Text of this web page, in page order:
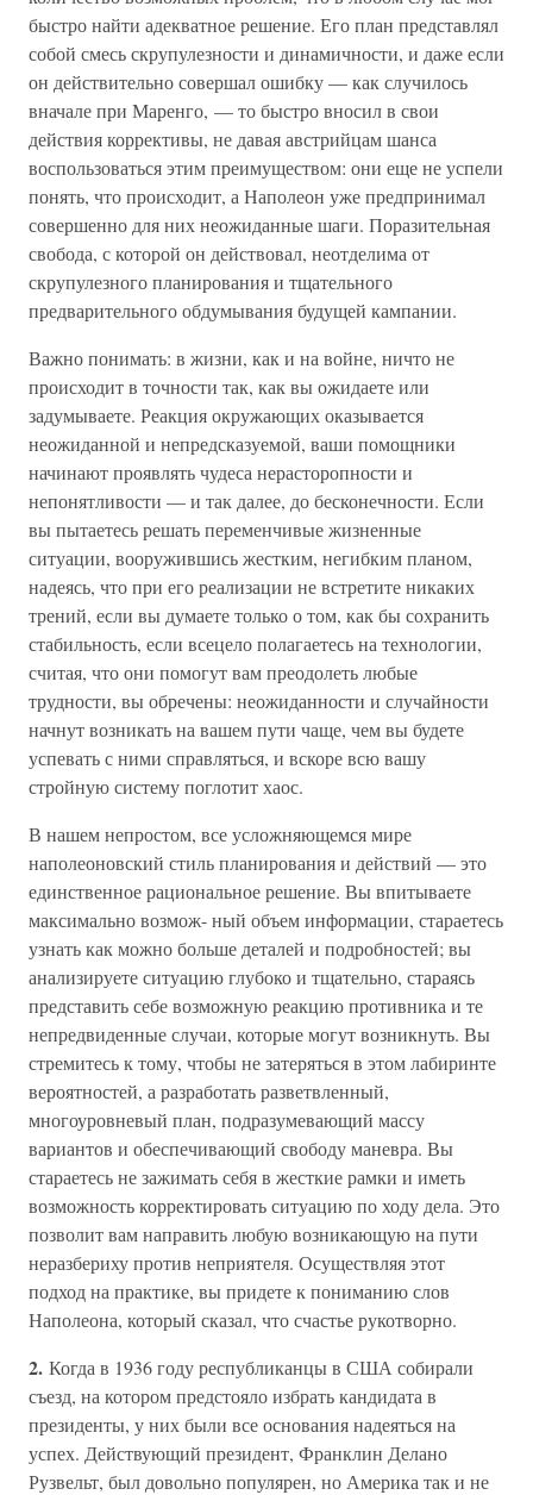
быстро найти адекватное решение. Его план представлял
собой смесь скрупулезности и динамичности, и даже если
он действительно совершал ошибку — как случилось
вначале при Маренго, — то быстро вносил в свои
действия коррективы, не давая австрийцам шанса
воспользоваться этим преимуществом: они еще не успели
понять, что происходит, а Наполеон уже предпринимал
совершенно для них неожиданные шаги. Поразительная
свобода, с которой он действовал, неотделима от
скрупулезного планирования и тщательного
предварительного обдумывания будущей кампании.
Важно понимать: в жизни, как и на войне, ничто не
происходит в точности так, как вы ожидаете или
задумываете. Реакция окружающих оказывается
неожиданной и непредсказуемой, ваши помощники
начинают проявлять чудеса нерасторопности и
непонятливости — и так далее, до бесконечности. Если
вы пытаетесь решать переменчивые жизненные
ситуации, вооружившись жестким, негибким планом,
надеясь, что при его реализации не встретите никаких
трений, если вы думаете только о том, как бы сохранить
стабильность, если всецело полагаетесь на технологии,
считая, что они помогут вам преодолеть любые
трудности, вы обречены: неожиданности и случайности
начнут возникать на вашем пути чаще, чем вы будете
успевать с ними справляться, и вскоре всю вашу
стройную систему поглотит хаос.
В нашем непростом, все усложняющемся мире
наполеоновский стиль планирования и действий — это
единственное рациональное решение. Вы впитываете
максимально возмож- ный объем информации, стараетесь
узнать как можно больше деталей и подробностей; вы
анализируете ситуацию глубоко и тщательно, стараясь
представить себе возможную реакцию противника и те
непредвиденные случаи, которые могут возникнуть. Вы
стремитесь к тому, чтобы не затеряться в этом лабиринте
вероятностей, а разработать разветвленный,
многоуровневый план, подразумевающий массу
вариантов и обеспечивающий свободу маневра. Вы
стараетесь не зажимать себя в жесткие рамки и иметь
возможность корректировать ситуацию по ходу дела. Это
позволит вам направить любую возникающую на пути
неразбериху против неприятеля. Осуществляя этот
подход на практике, вы придете к пониманию слов
Наполеона, который сказал, что счастье рукотворно.
2. Когда в 1936 году республиканцы в США собирали
съезд, на котором предстояло избрать кандидата в
президенты, у них были все основания надеяться на
успех. Действующий президент, Франклин Делано
Рузвельт, был довольно популярен, но Америка так и не